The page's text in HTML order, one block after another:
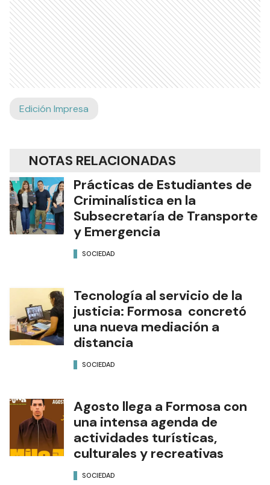
Edición Impresa
NOTAS RELACIONADAS
Prácticas de Estudiantes de
Criminalística en la
Subsecretaría de Transporte
y Emergencia
SOCIEDAD
Tecnología al servicio de la
justicia: Formosa concretó
una nueva mediación a
distancia
SOCIEDAD
Agosto llega a Formosa con
una intensa agenda de
actividades turísticas,
culturales y recreativas
SOCIEDAD